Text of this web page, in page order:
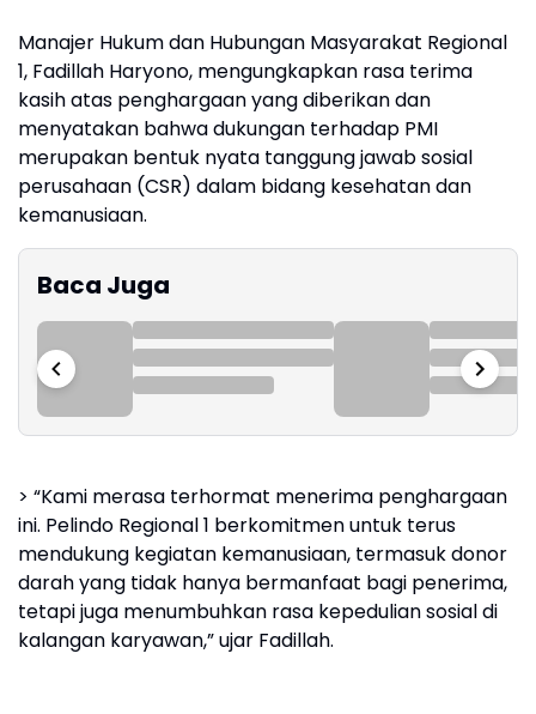
Manajer Hukum dan Hubungan Masyarakat Regional
1, Fadillah Haryono, mengungkapkan rasa terima
kasih atas penghargaan yang diberikan dan
menyatakan bahwa dukungan terhadap PMI
merupakan bentuk nyata tanggung jawab sosial
perusahaan (CSR) dalam bidang kesehatan dan
kemanusiaan.
Baca Juga
> “Kami merasa terhormat menerima penghargaan
ini. Pelindo Regional 1 berkomitmen untuk terus
mendukung kegiatan kemanusiaan, termasuk donor
darah yang tidak hanya bermanfaat bagi penerima,
tetapi juga menumbuhkan rasa kepedulian sosial di
kalangan karyawan,” ujar Fadillah.